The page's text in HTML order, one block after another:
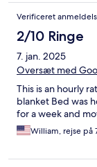
even with the
the arab vip is an
as large as other
dance section imo
arab vip pver the
the complex can
Verificeret
2/10 Ringe
7. jan. 2025
Oversæt med
This is an hourly
blanket Bed was
for a week and
William, rejse på